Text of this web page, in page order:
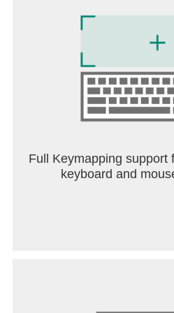
конструкції. Хто матиме
Full Keymapping support
keyboard and